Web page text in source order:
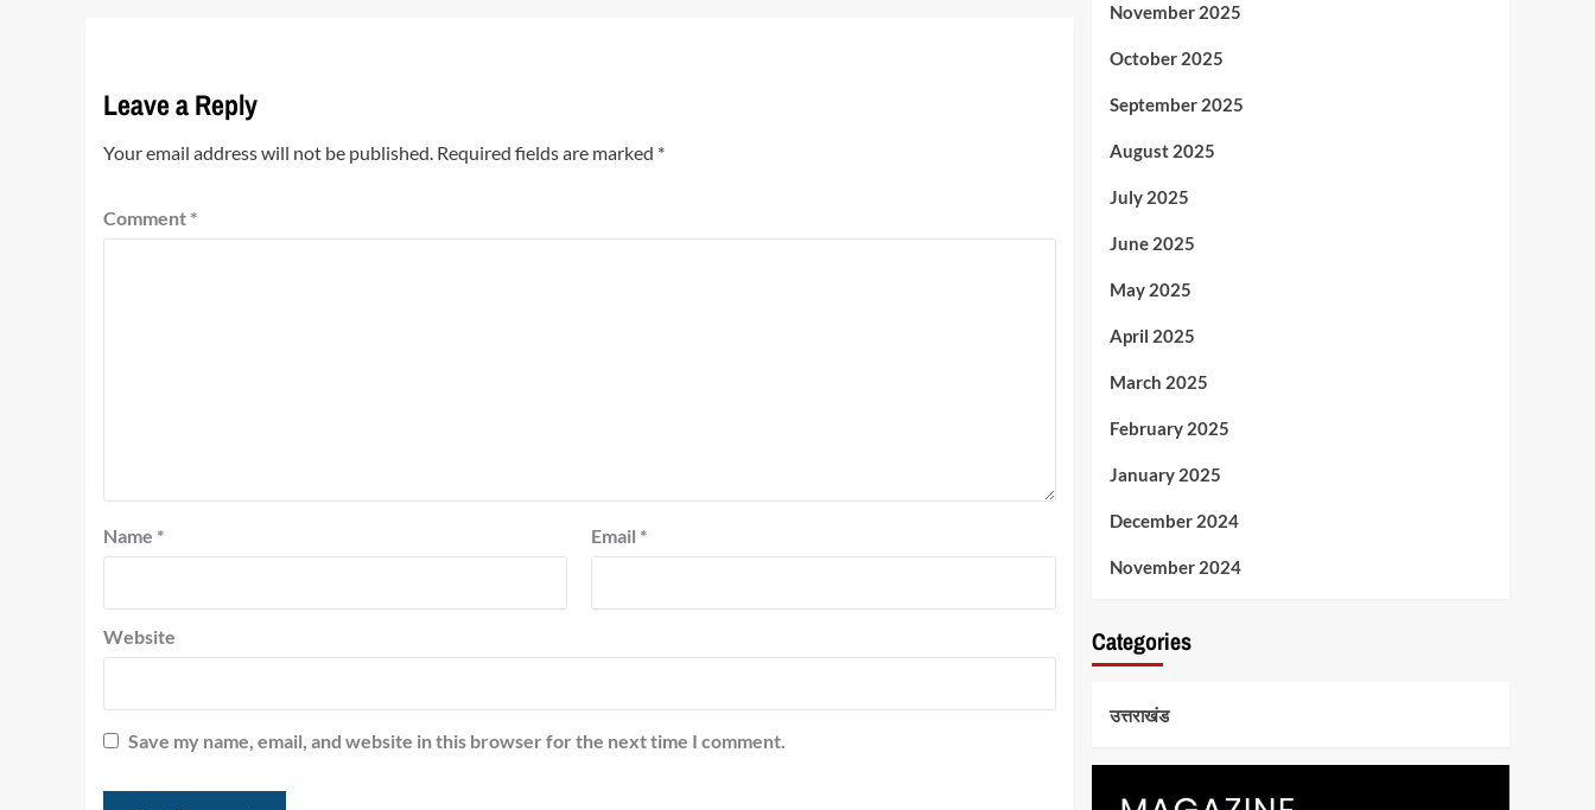
Leave a Reply
Your email address will not be published. Required fields are marked *
Comment *
Name * Email *
Website
Save my name, email, and website in this browser for the next time I comment.
November 2025
October 2025
September 2025
August 2025
July 2025
June 2025
May 2025
April 2025
March 2025
February 2025
January 2025
December 2024
November 2024
Categories
उत्तराखंड